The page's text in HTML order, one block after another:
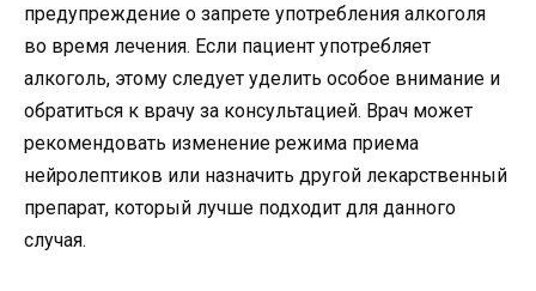
предупреждение о запрете употребления алкоголя
во время лечения. Если пациент употребляет
алкоголь, этому следует уделить особое внимание и
обратиться к врачу за консультацией. Врач может
рекомендовать изменение режима приема
нейролептиков или назначить другой лекарственный
препарат, который лучше подходит для данного
случая.